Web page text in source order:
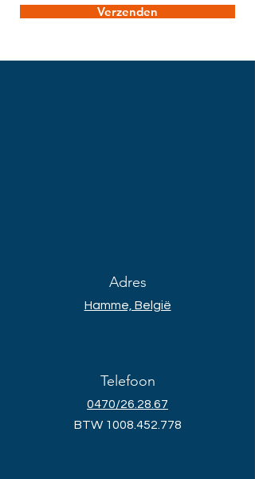
Verzenden
Adres
Hamme, België
Telefoon
0470/26.28.67
BTW 1008.452.778